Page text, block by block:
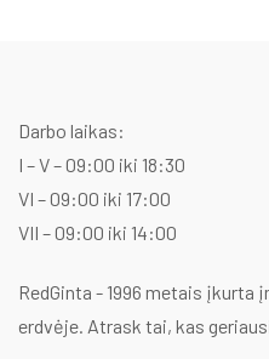
Darbo laikas:
I – V – 09:00 iki 18:30
VI – 09:00 iki 17:00
VII – 09:00 iki 14:00
RedGinta - 1996 metais įkurta
erdvėje. Atrask tai, kas